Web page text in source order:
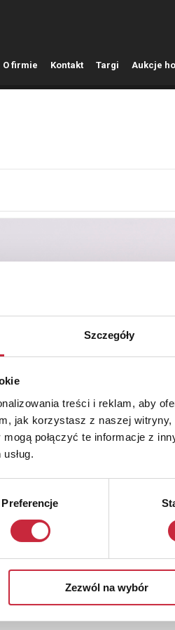
Szczegóły
treści i reklam, aby
jak korzystasz z naszej
połączyć te informacje z
Preferencje
Zezwól na wybór
O firmie Kontakt Targi Aukcje